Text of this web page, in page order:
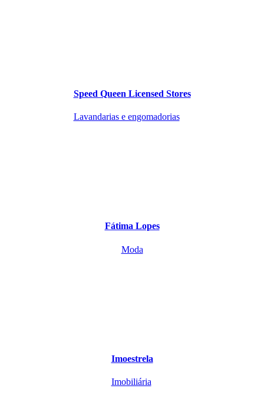
Speed Queen Licensed Stores
Lavandarias e engomadorias
Fátima Lopes
Moda
Imoestrela
Imobiliária